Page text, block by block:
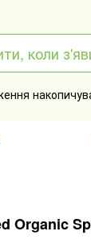
коли
Organic